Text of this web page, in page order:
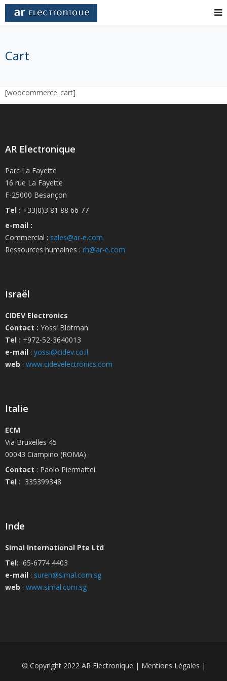
Cart
[woocommerce_cart]
AR Electronique
Parc La Fayette
16 rue La Fayette
F-25000 Besançon
Tel : +33(0)3 81 88 66 77
e-mail :
Commercial : sales@ar-e.com
Ressources humaines : rh@ar-e.com
Israël
CIDEV Electronics
Contact : Yossi Blotman
Tel : +972-52-3640013
e-mail : yossi@cidev.co.il
web : www.cidevelectronics.com
Italie
ECM
Via Bruxelles 45
00043 Ciampino (ROMA)
Contact : Paolo Piermattei
Tel : 335399348
Inde
Simal International Pte Ltd
Tel: 65-6774 4403
e-mail : suren@simal.com.sg
web : www.simal.com.sg
© Copyright 2022 AR Electronique | Mentions Légales |